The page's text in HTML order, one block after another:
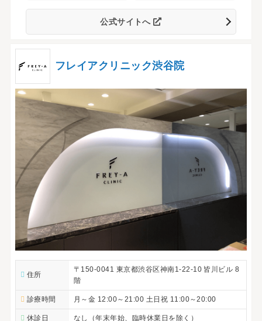
公式サイトへ
フレイアクリニック渋谷院
住所
〒150-0041 東京都渋谷区神南1-22-10 皆川ビル 8
階
診療時間 月～金 12:00～21:00 土日祝 11:00～20:00
休診日 なし（年末年始、臨時休業日を除く）